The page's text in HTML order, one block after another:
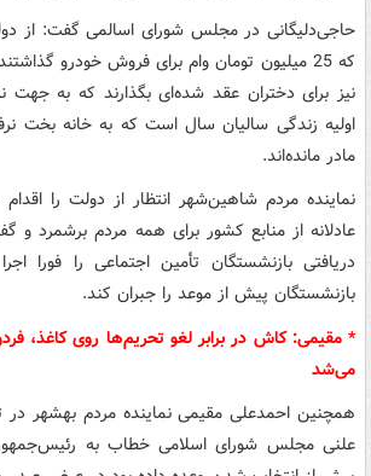
حاجی‌دلیگانی در مجلس شورای اسالمی گفت:‌ از
که 25 میلیون تومان وام برای فروش خودرو
نیز برای دختران عقد شده‌ای بگذارند که به جهت
اولیه زندگی سالیان سال است که به خانه بخت
مادر مانده‌اند.
نماینده مردم شاهین‌شهر انتظار از دولت را
عادلانه از منابع کشور برای همه مردم برشمرد
دریافتی بازنشستگان تأمین اجتماعی را فورا
بازنشستگان پیش از موعد را جبران کند.
* مقیمی: کاش در برابر لغو تحریم‌ها روی کاغذ،
می‌شد
همچنین احمدعلی مقیمی نماینده مردم بهشهر
علنی مجلس شورای اسلامی خطاب به رئیس‌جمهور